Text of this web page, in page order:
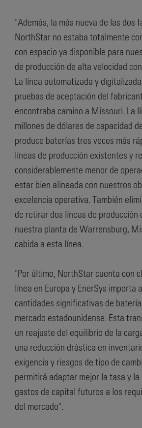
"Además, la más nueva de las dos
NorthStar no estaba totalmente
con espacio ya disponible para
de producción de alta velocidad
La línea automatizada y
pruebas de aceptación del
encontraba camino a Missouri. La
millones de dólares de capacidad
produce baterías tres veces más
líneas de producción existentes y
considerablemente menor de
estar bien alineada con nuestros
excelencia operativa. También
de retirar dos líneas de producción
nuestra planta de Warrensburg,
cabida a esta línea.
"Por último, NorthStar cuenta con
línea en Europa y EnerSys importa
cantidades significativas de
mercado estadounidense. Esta
un reajuste del equilibrio de la
una reducción drástica en
exigencia y riesgos de tipo de
permitirá adaptar mejor la tasa y la
gastos de capital futuros a los
del mercado".